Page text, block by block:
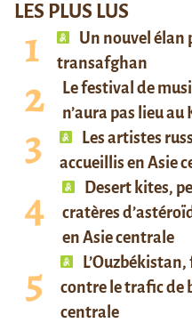
LES PLUS LUS
Un nouvel
transafghan
Le festival de
n’aura pas lieu
Les artistes
accueillis en Asie
Desert kites,
cratères
en Asie centrale
contre le trafic de
centrale